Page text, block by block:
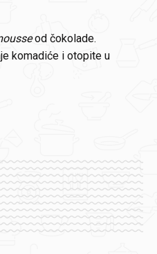
od čokolade.
komadiće i otopite u